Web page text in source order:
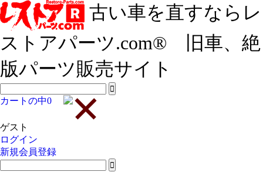
古い車を直すならレ
ストアパーツ.com® 旧車、絶
版パーツ販売サイト
カートの中0
ゲスト
ログイン
新規会員登録